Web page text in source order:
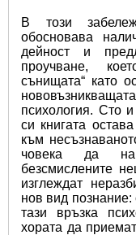
В този
обосновава
дейност и
проучване,
сънищата“ като
психология. Сто
си книгата
към
човека да
безсмислените
изглеждат
нов вид
тази връзка
хората да